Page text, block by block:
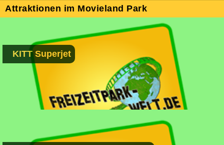
Attraktionen im Movieland Park
KITT Superjet